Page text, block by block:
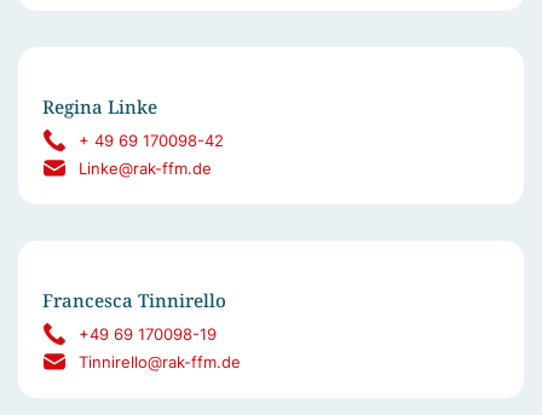
Regina Linke
+ 49 69 170098-42
Linke@rak-ffm.de
Francesca Tinnirello
+49 69 170098-19
Tinnirello@rak-ffm.de